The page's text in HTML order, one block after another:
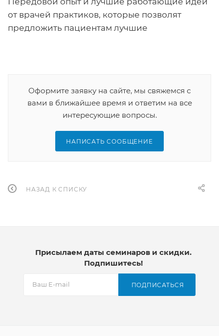
от врачей практиков, которые позволят
предложить пациентам лучшие
Оформите заявку на сайте, мы свяжемся с
вами в ближайшее время и ответим на все
интересующие вопросы.
НАПИСАТЬ СООБЩЕНИЕ
НАЗАД К СПИСКУ
Присылаем даты семинаров и скидки.
Подпишитесь!
ПОДПИСАТЬСЯ